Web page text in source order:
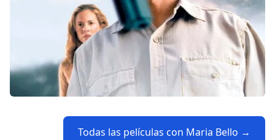
Todas las películas con Maria Bello →